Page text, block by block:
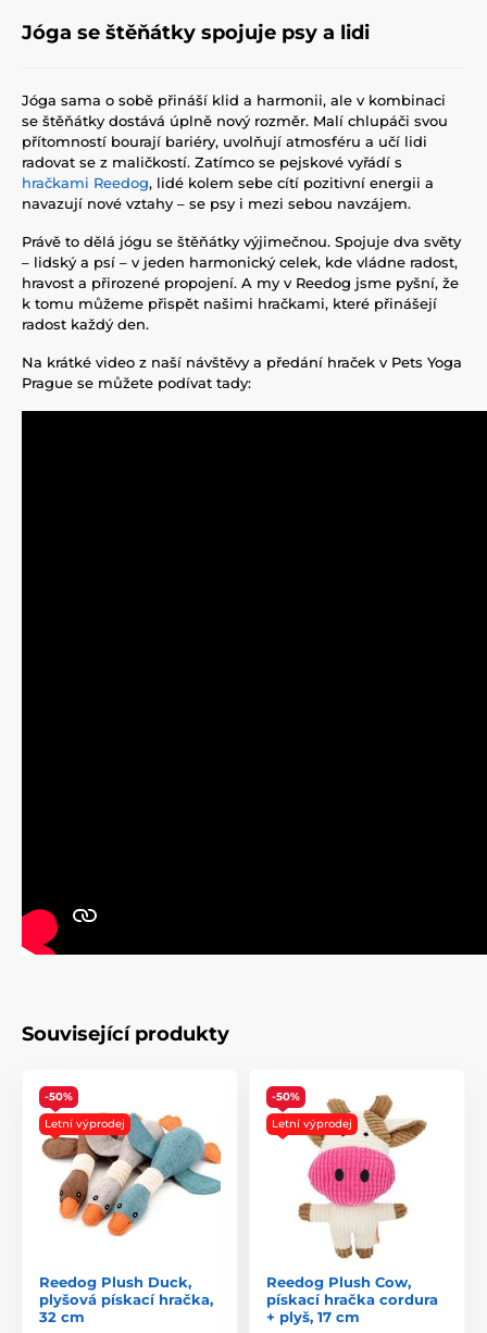
Jóga se štěňátky spojuje psy a lidi
Jóga sama o sobě přináší klid a harmonii, ale v kombinaci
se štěňátky dostává úplně nový rozměr. Malí chlupáči svou
přítomností bourají bariéry, uvolňují atmosféru a učí lidi
radovat se z maličkostí. Zatímco se pejskové vyřádí s
hračkami Reedog, lidé kolem sebe cítí pozitivní energii a
navazují nové vztahy – se psy i mezi sebou navzájem.
Právě to dělá jógu se štěňátky výjimečnou. Spojuje dva světy
– lidský a psí – v jeden harmonický celek, kde vládne radost,
hravost a přirozené propojení. A my v Reedog jsme pyšní, že
k tomu můžeme přispět našimi hračkami, které přinášejí
radost každý den.
Na krátké video z naší návštěvy a předání hraček v Pets Yoga
Prague se můžete podívat tady:
Související produkty
-50%
Letní výprodej
Reedog Plush Duck,
plyšová pískací hračka,
32 cm
-50%
Letní výprodej
Reedog Plush Cow,
pískací hračka cordura
+ plyš, 17 cm